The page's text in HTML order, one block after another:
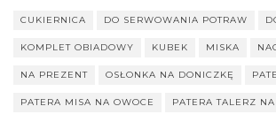
CUKIERNICA DO SERWOWANIA POTRAW
KOMPLET OBIADOWY KUBEK MISKA
NA PREZENT OSŁONKA NA DONICZKĘ
PATERA MISA NA OWOCE PATERA TALERZ